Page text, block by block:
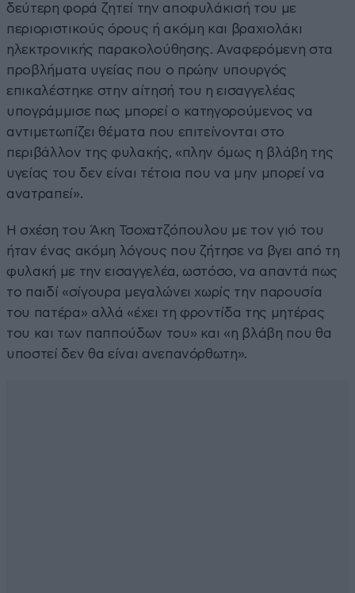
δεύτερη φορά ζητεί την αποφυλάκισή του με
περιοριστικούς όρους ή ακόμη και βραχιολάκι
ηλεκτρονικής παρακολούθησης. Αναφερόμενη στα
προβλήματα υγείας που ο πρώην υπουργός
επικαλέστηκε στην αίτησή του η εισαγγελέας
υπογράμμισε πως μπορεί ο κατηγορούμενος να
αντιμετωπίζει θέματα που επιτείνονται στο
περιβάλλον της φυλακής, «πλην όμως η βλάβη της
υγείας του δεν είναι τέτοια που να μην μπορεί να
ανατραπεί».
Η σχέση του Άκη Τσοχατζόπουλου με τον γιό του
ήταν ένας ακόμη λόγους που ζήτησε να βγει από τη
φυλακή με την εισαγγελέα, ωστόσο, να απαντά πως
το παιδί «σίγουρα μεγαλώνει χωρίς την παρουσία
του πατέρα» αλλά «έχει τη φροντίδα της μητέρας
του και των παππούδων του» και «η βλάβη που θα
υποστεί δεν θα είναι ανεπανόρθωτη».